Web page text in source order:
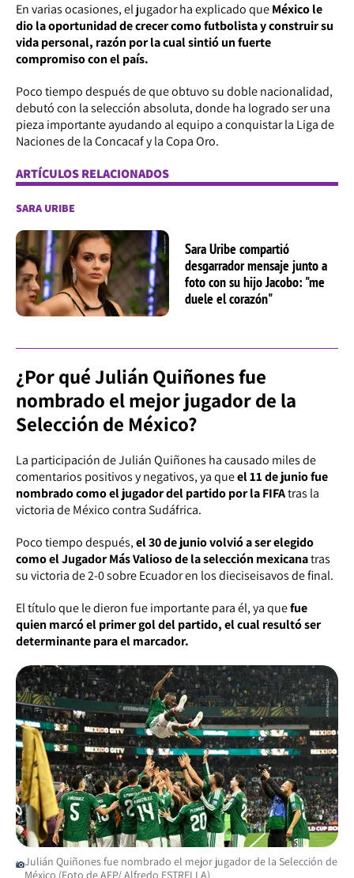
En varias ocasiones, el jugador ha explicado queMéxico le
dio la oportunidad de crecer como futbolista y construir su
vida personal, razón por la cual sintió un fuerte
compromiso con el país.
Poco tiempo después de que obtuvo su doble nacionalidad,
debutó con la selección absoluta, donde ha logrado ser una
pieza importante ayudando al equipo a conquistar la Liga de
Naciones de la Concacaf y la Copa Oro.
ARTÍCULOS RELACIONADOS
SARA URIBE
Sara Uribe compartió
desgarrador mensaje junto a
foto con su hijo Jacobo: "me
duele el corazón"
¿Por qué Julián Quiñones fue
nombrado el mejor jugador de la
Selección de México?
La participación de Julián Quiñones ha causado miles de
comentarios positivos y negativos, ya queel 11 de junio fue
nombrado como el jugador del partido por la FIFAtras la
victoria de México contra Sudáfrica.
Poco tiempo después,el 30 de junio volvió a ser elegido
como el Jugador Más Valioso de la selección mexicanatras
su victoria de 2-0 sobre Ecuador en los dieciseisavos de final.
El título que le dieron fue importante para él, ya quefue
quien marcó el primer gol del partido, el cual resultó ser
determinante para el marcador.
Julián Quiñones fue nombrado el mejor jugador de la Selección de
México (Foto de AFP/ Alfredo ESTRELLA)